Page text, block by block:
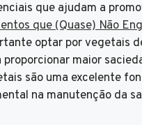
que ajudam a
que (Quase) Não
optar por vegetais
maior
são uma excelente
na manutenção da